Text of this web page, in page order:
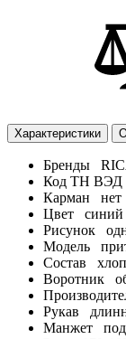
Характеристики
Бренды
Код ТН ВЭД
Карман
нет
Цвет
синий
Рисунок
Модель
Состав
Воротник
Рукав
Манжет